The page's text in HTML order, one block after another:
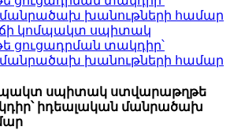
սպիտակ ստվարաթղթե
իդեալական մանրածախ